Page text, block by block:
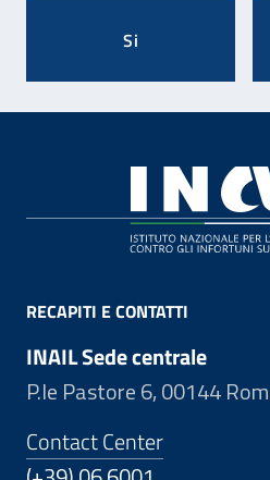
Si
RECAPITI E CONTATTI
INAIL Sede centrale
P.le Pastore 6, 00144
Contact Center